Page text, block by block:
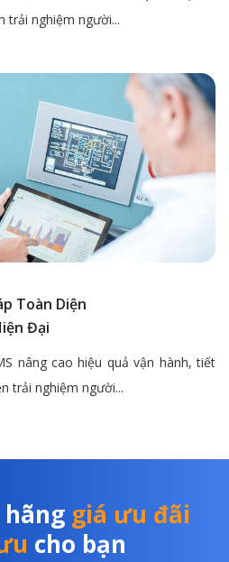
trải nghiệm người...
Toàn Diện
Đại
nâng cao hiệu quả vận hành, tiết
trải nghiệm người...
giá ưu đãi
cho bạn